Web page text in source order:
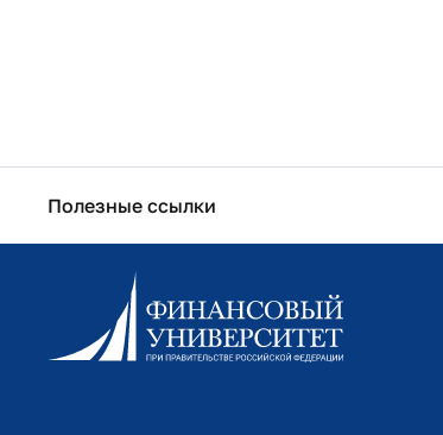
Полезные ссылки
Информационно-образовательный портал
Личный кабинет поступающего
Библиотечно-информационный комплекс